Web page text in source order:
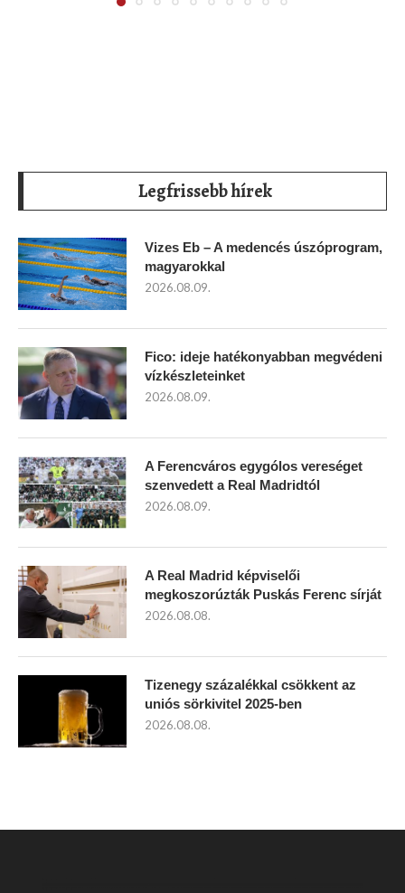
Legfrissebb hírek
Vizes Eb – A medencés úszóprogram,
magyarokkal
2026.08.09.
Fico: ideje hatékonyabban megvédeni
vízkészleteinket
2026.08.09.
A Ferencváros egygólos vereséget
szenvedett a Real Madridtól
2026.08.09.
A Real Madrid képviselői
megkoszorúzták Puskás Ferenc sírját
2026.08.08.
Tizenegy százalékkal csökkent az
uniós sörkivitel 2025-ben
2026.08.08.